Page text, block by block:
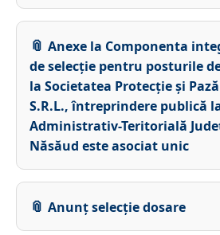
Anexe la Componenta
de selecție pentru posturile
la Societatea Protecție și
S.R.L., întreprindere publică
Administrativ-Teritorială
Năsăud este asociat unic
Anunț selecție dosare